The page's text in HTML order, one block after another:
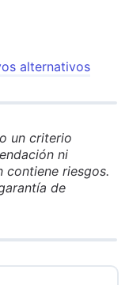
alternativos
un criterio
ni
contiene riesgos.
de